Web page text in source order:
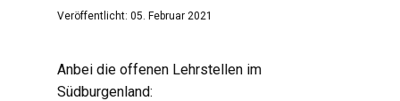
Veröffentlicht: 05. Februar 2021
Anbei die offenen Lehrstellen im
Südburgenland: